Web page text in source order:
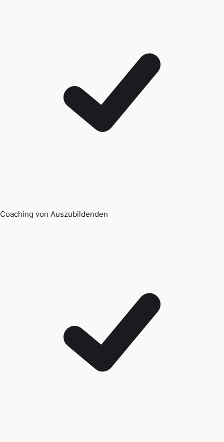
Coaching von Auszubildenden